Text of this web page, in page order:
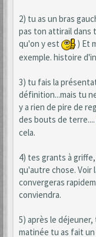
2) tu as un bras
pas ton attirail dans
qu'on y est
) Et
exemple. histoire
3) tu fais la
définition...mais tu
y a rien de pire de
des bouts de terre....
cela.
4) tes grants à
qu'autre chose. Voir
convergeras
conviendra.
5) après le
matinée tu as fait